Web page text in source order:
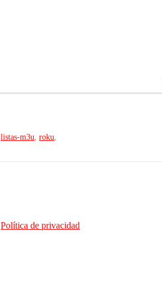
listas-m3u, roku,
Política de privacidad